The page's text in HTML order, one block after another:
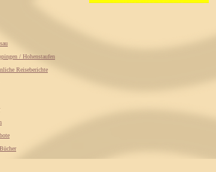
/ Hohenstaufen
Reiseberichte